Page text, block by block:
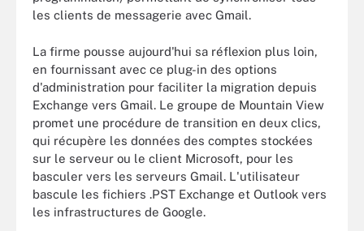
les clients de messagerie avec Gmail.
La firme pousse aujourd'hui sa réflexion plus loin,
en fournissant avec ce plug-in des options
d'administration pour faciliter la migration depuis
Exchange vers Gmail. Le groupe de Mountain View
promet une procédure de transition en deux clics,
qui récupère les données des comptes stockées
sur le serveur ou le client Microsoft, pour les
basculer vers les serveurs Gmail. L'utilisateur
bascule les fichiers .PST Exchange et Outlook vers
les infrastructures de Google.